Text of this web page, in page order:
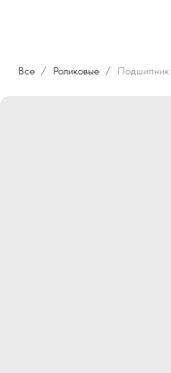
Все Роликовые Подшипник